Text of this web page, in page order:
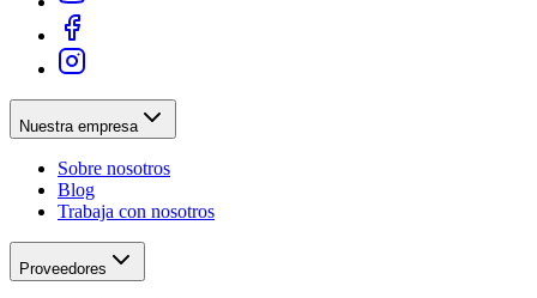
Nuestra empresa
Sobre nosotros
Blog
Trabaja con nosotros
Proveedores